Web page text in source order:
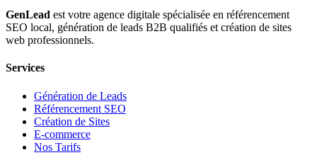
GenLead est votre agence digitale spécialisée en référencement
SEO local, génération de leads B2B qualifiés et création de sites
web professionnels.
Services
Génération de Leads
Référencement SEO
Création de Sites
E-commerce
Nos Tarifs